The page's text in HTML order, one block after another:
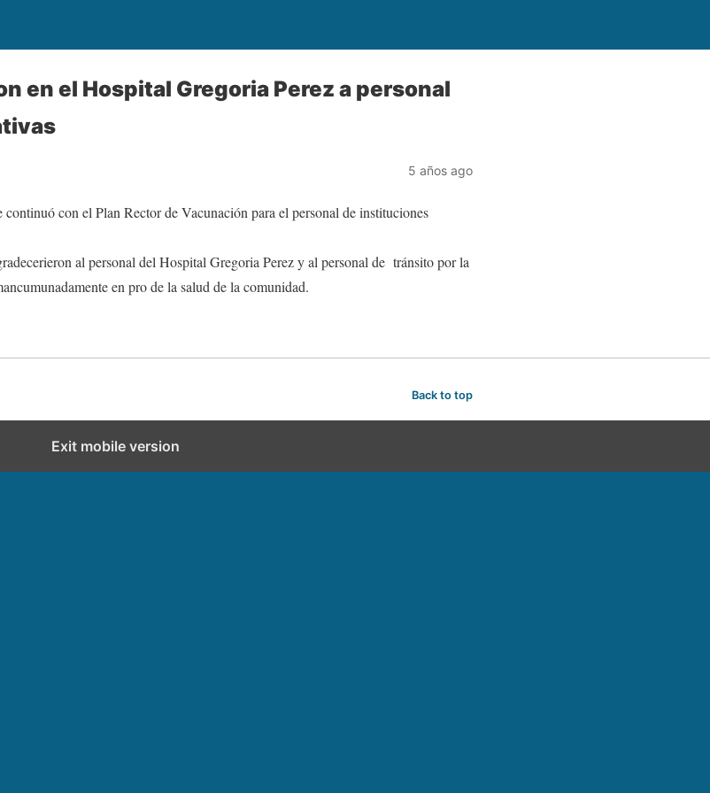
en el Hospital Gregoria Perez a personal
5 años ago
con el Plan Rector de Vacunación para el personal de instituciones
al personal del Hospital Gregoria Perez y al personal de tránsito por la
en pro de la salud de la comunidad.
Back to top
Exit mobile version